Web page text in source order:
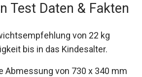
Test Daten & Fakten
von 22 kg
bis in das Kindesalter.
Abmessung von 730 x 340 mm